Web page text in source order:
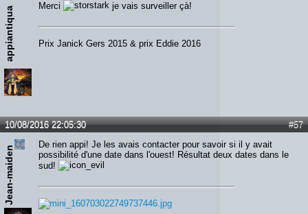
appiantiqua Merci je vais surveiller çà!
Prix Janick Gers 2015 & prix Eddie 2016
#57
10/08/2016 22:05:30
Jean-maiden
De rien appi! Je les avais contacter pour savoir si il y avait
possibilité d'une date dans l'ouest! Résultat deux dates dans le
sud!